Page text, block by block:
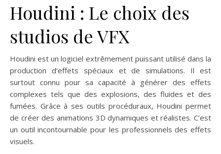
Houdini : Le choix des
studios de VFX
Houdini est un logiciel extrêmement puissant utilisé dans la
production d’effets spéciaux et de simulations. Il est
surtout connu pour sa capacité à générer des effets
complexes tels que des explosions, des fluides et des
fumées. Grâce à ses outils procéduraux, Houdini permet
de créer des animations 3D dynamiques et réalistes. C’est
un outil incontournable pour les professionnels des effets
visuels.